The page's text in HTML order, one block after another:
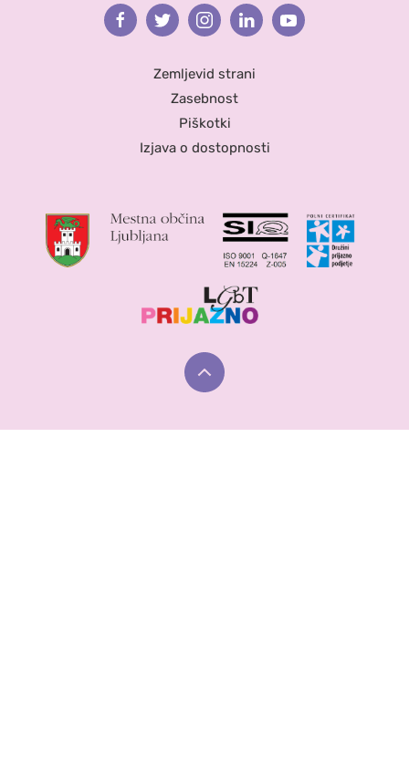
FacebookTwitterInstagramLinkedinYoutube
Zemljevid strani
Zasebnost
Piškotki
Izjava o dostopnosti